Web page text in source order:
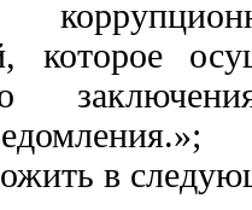
которое
.»;
в